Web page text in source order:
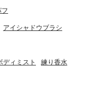
フ
アイシャドウブラシ
ディミスト 練り香水